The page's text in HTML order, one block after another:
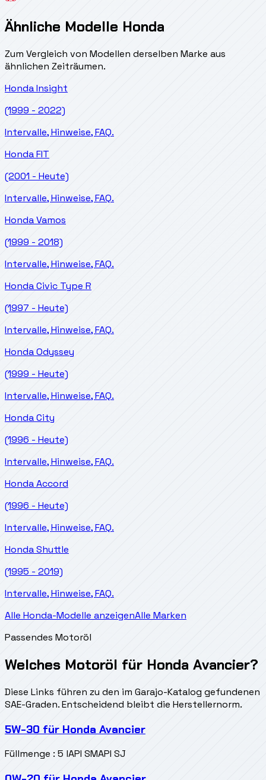
Ähnliche Modelle Honda
Zum Vergleich von Modellen derselben Marke aus
ähnlichen Zeiträumen.
HondaInsight
(1999 - 2022)
Intervalle, Hinweise, FAQ.
HondaFIT
(2001 - Heute)
Intervalle, Hinweise, FAQ.
HondaVamos
(1999 - 2018)
Intervalle, Hinweise, FAQ.
HondaCivic Type R
(1997 - Heute)
Intervalle, Hinweise, FAQ.
HondaOdyssey
(1999 - Heute)
Intervalle, Hinweise, FAQ.
HondaCity
(1996 - Heute)
Intervalle, Hinweise, FAQ.
HondaAccord
(1996 - Heute)
Intervalle, Hinweise, FAQ.
HondaShuttle
(1995 - 2019)
Intervalle, Hinweise, FAQ.
Alle Honda-Modelle anzeigenAlle Marken
Passendes Motoröl
Welches Motoröl für Honda Avancier?
Diese Links führen zu den im Garajo-Katalog gefundenen
SAE-Graden. Entscheidend bleibt die Herstellernorm.
5W-30 für Honda Avancier
Füllmenge : 5 lAPI SMAPI SJ